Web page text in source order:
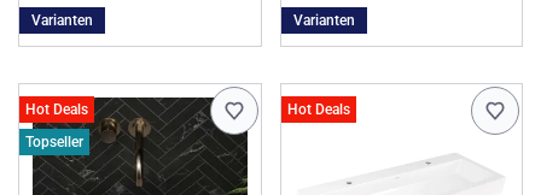
Varianten Varianten
Hot Deals
Topseller
Hot Deals